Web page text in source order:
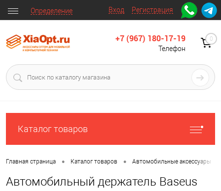
Вход Регистрация
Определение
+7 (967) 180-17-19
Телефон
0
Каталог товаров
Главная страница • Каталог товаров • Автомобильные аксессуары
Автомобильный держатель Baseus